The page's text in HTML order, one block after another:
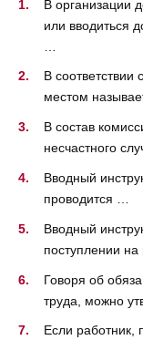
В организации
или вводиться
В соответствии
местом
В состав
несчастного
Вводный
проводится …
Вводный
поступлении на
Говоря об
труда, можно
Если работник,